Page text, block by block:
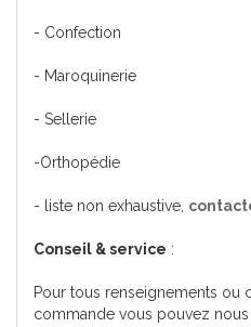
- Confection
- Maroquinerie
- Sellerie
-Orthopédie
- liste non exhaustive,
Conseil & service :
Pour tous renseignements ou
commande vous pouvez